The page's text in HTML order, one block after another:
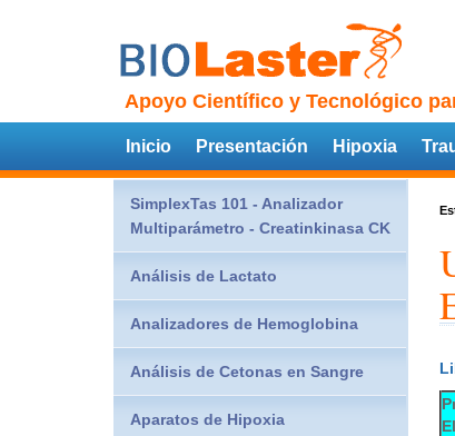
Apoyo Científico y Tecnológico
Inicio Presentación Hipoxia
SimplexTas 101 - Analizador
Multiparámetro - Creatinkinasa CK
Análisis de Lactato
Analizadores de Hemoglobina
Análisis de Cetonas en Sangre
Aparatos de Hipoxia